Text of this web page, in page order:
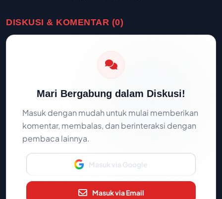
DISKUSI & KOMENTAR (0)
Mari Bergabung dalam Diskusi!
Masuk dengan mudah untuk mulai memberikan
komentar, membalas, dan berinteraksi dengan
pembaca lainnya.
Masuk via Google
Masuk via Email